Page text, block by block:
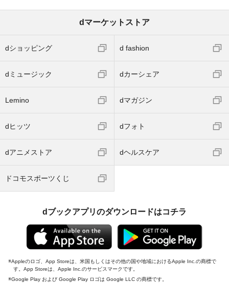
dマーケットストア
dショッピング d fashion
dミュージック dカーシェア
Lemino dマガジン
dヒッツ dフォト
dアニメストア dヘルスケア
ドコモスポーツくじ
dブックアプリのダウンロードはコチラ
Appleのロゴ、App Storeは、米国もしくはその他の国や地域におけるApple Inc.の商標で
す。App Storeは、Apple Inc.のサービスマークです。
Google Play および Google Play ロゴは Google LLC の商標です。